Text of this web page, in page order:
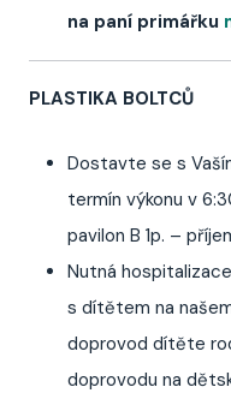
na paní primářku
PLASTIKA BOLTCŮ
Dostavte se s
termín výkonu v
pavilon B 1p. –
Nutná hospitalizace
s dítětem na
doprovod dítěte
doprovodu na